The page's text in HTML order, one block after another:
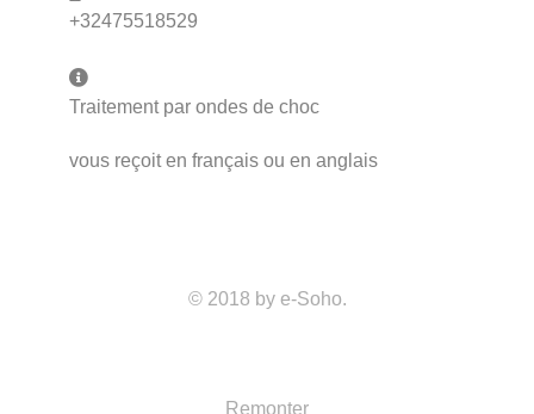
+32475518529
Autres informations
Traitement par ondes de choc
vous reçoit en français ou en anglais
© 2018 by e-Soho.
Remonter